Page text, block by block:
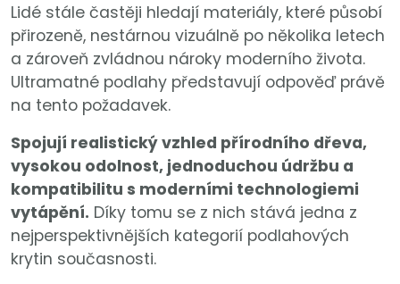
Lidé stále častěji hledají materiály, které působí
přirozeně, nestárnou vizuálně po několika letech
a zároveň zvládnou nároky moderního života.
Ultramatné podlahy představují odpověď právě
na tento požadavek.
Spojují realistický vzhled přírodního dřeva,
vysokou odolnost, jednoduchou údržbu a
kompatibilitu s moderními technologiemi
vytápění. Díky tomu se z nich stává jedna z
nejperspektivnějších kategorií podlahových
krytin současnosti.